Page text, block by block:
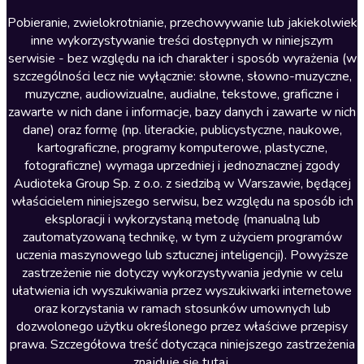
Literatura anglojęzyczna
Literatura faktu
Literatura obyczajowa
Literatura piękna obca
Literatura piękna polska
Nagrania relaksacyjne
Nauka języków
Nauki humanistyczne
Podcasty i audycje
Polityka
Prasa
Religia
Romans
Pobieranie, zwielokrotnianie, przechowywanie lub jakiekolwiek
inne wykorzystywanie treści dostępnych w niniejszym
serwisie - bez względu na ich charakter i sposób wyrażenia (w
szczególności lecz nie wyłącznie: słowne, słowno-muzyczne,
muzyczne, audiowizualne, audialne, tekstowe, graficzne i
zawarte w nich dane i informacje, bazy danych i zawarte w nich
dane) oraz formę (np. literackie, publicystyczne, naukowe,
kartograficzne, programy komputerowe, plastyczne,
fotograficzne) wymaga uprzedniej i jednoznacznej zgody
Audioteka Group Sp. z o.o. z siedzibą w Warszawie, będącej
właścicielem niniejszego serwisu, bez względu na sposób ich
eksploracji i wykorzystaną metodę (manualną lub
zautomatyzowaną technikę, w tym z użyciem programów
uczenia maszynowego lub sztucznej inteligencji). Powyższe
zastrzeżenie nie dotyczy wykorzystywania jedynie w celu
ułatwienia ich wyszukiwania przez wyszukiwarki internetowe
oraz korzystania w ramach stosunków umownych lub
dozwolonego użytku określonego przez właściwe przepisy
prawa. Szczegółowa treść dotycząca niniejszego zastrzeżenia